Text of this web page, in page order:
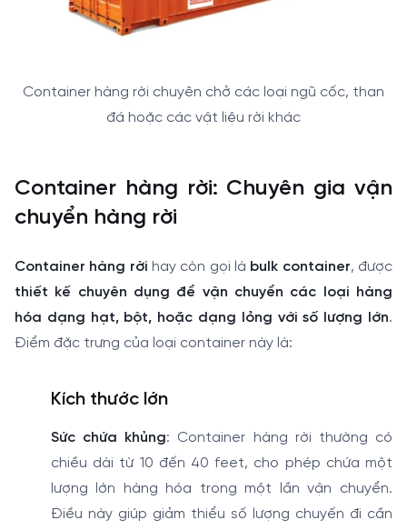
Container hàng rời chuyên chở các loại ngũ cốc, than
đá hoặc các vật liệu rời khác
Container hàng rời: Chuyên gia vận
chuyển hàng rời
Container hàng rời hay còn gọi là bulk container, được
thiết kế chuyên dụng để vận chuyển các loại hàng
hóa dạng hạt, bột, hoặc dạng lỏng với số lượng lớn.
Điểm đặc trưng của loại container này là:
Kích thước lớn
Sức chứa khủng: Container hàng rời thường có
chiều dài từ 10 đến 40 feet, cho phép chứa một
lượng lớn hàng hóa trong một lần vận chuyển.
Điều này giúp giảm thiểu số lượng chuyến đi cần